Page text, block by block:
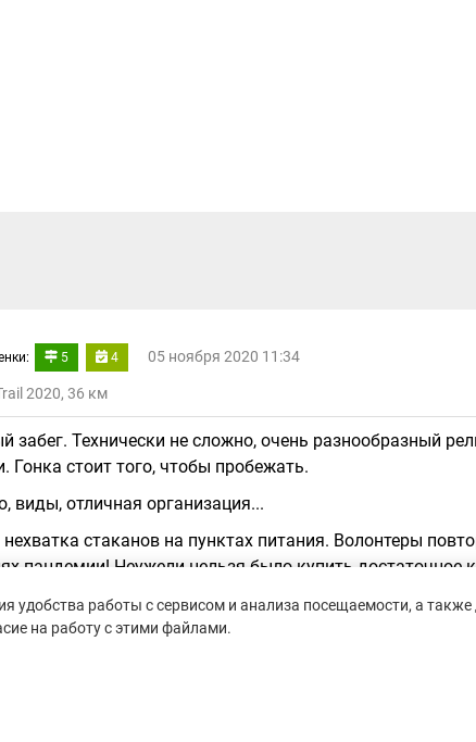
5 4 05 ноября 2020 11:34
2020, 36 км
забег. Технически не сложно, очень разнообразный
Гонка стоит того, чтобы пробежать.
виды, отличная организация...
стаканов на пунктах питания. Волонтеры
пандемии! Неужели нельзя было купить достаточное
сутки не была снята маркировка! Причем там. где
работы с сервисом и анализа посещаемости, а также
на работу с этими файлами.